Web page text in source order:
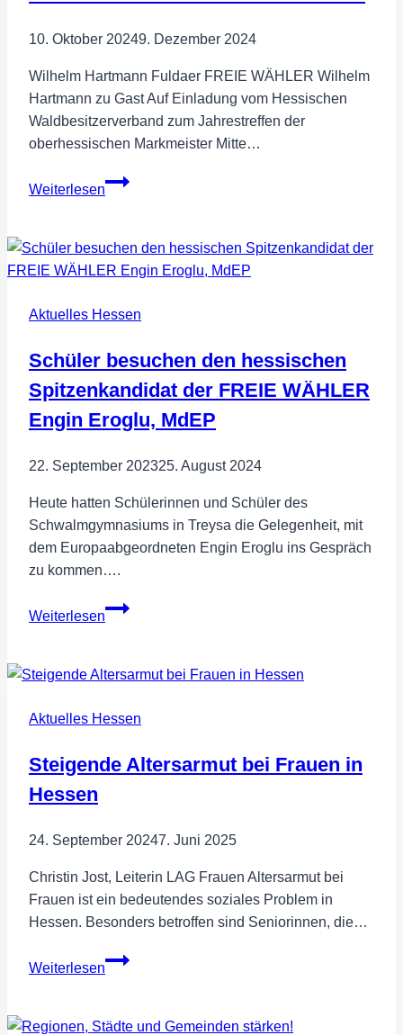
Bundestagswahl
den
Wahlkreis
173
10. Oktober 20249. Dezember 2024
Wilhelm Hartmann Fuldaer FREIE WÄHLER Wilhelm
Hartmann zu Gast Auf Einladung vom Hessischen
Waldbesitzerverband zum Jahrestreffen der
oberhessischen Markmeister Mitte…
Weiterlesen
Der
Der
Wald
Das
Aktuelles Hessen
Schüler besuchen den hessischen
Spitzenkandidat der FREIE WÄHLER
Engin Eroglu, MdEP
22. September 202325. August 2024
Heute hatten Schülerinnen und Schüler des
Schwalmgymnasiums in Treysa die Gelegenheit, mit
dem Europaabgeordneten Engin Eroglu ins Gespräch
zu kommen….
Weiterlesen
Schüler
hessischen
der
WÄHLER
MdEP
Aktuelles Hessen
Steigende Altersarmut bei Frauen in
Hessen
24. September 20247. Juni 2025
Christin Jost, Leiterin LAG Frauen Altersarmut bei
Frauen ist ein bedeutendes soziales Problem in
Hessen. Besonders betroffen sind Seniorinnen, die…
Weiterlesen
Steigende
Frauen